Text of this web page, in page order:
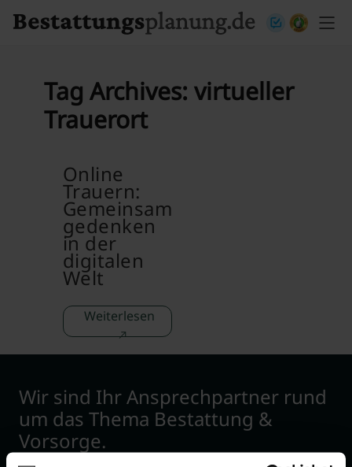
Tag Archives: virtueller
Trauerort
Online
Trauern:
Gemeinsam
gedenken
in der
digitalen
Welt
Weiterlesen
Wir sind Ihr Ansprechpartner rund
um das Thema Bestattung &
Vorsorge.